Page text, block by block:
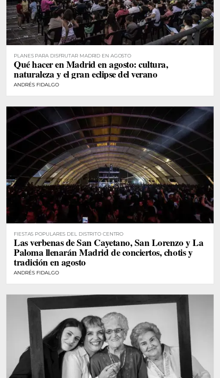
PLANES PARA DISFRUTAR MADRID EN AGOSTO
Qué hacer en Madrid en agosto: cultura,
naturaleza y el gran eclipse del verano
ANDRÉS FIDALGO
FIESTAS POPULARES DEL DISTRITO CENTRO
Las verbenas de San Cayetano, San Lorenzo y La
Paloma llenarán Madrid de conciertos, chotis y
tradición en agosto
ANDRÉS FIDALGO